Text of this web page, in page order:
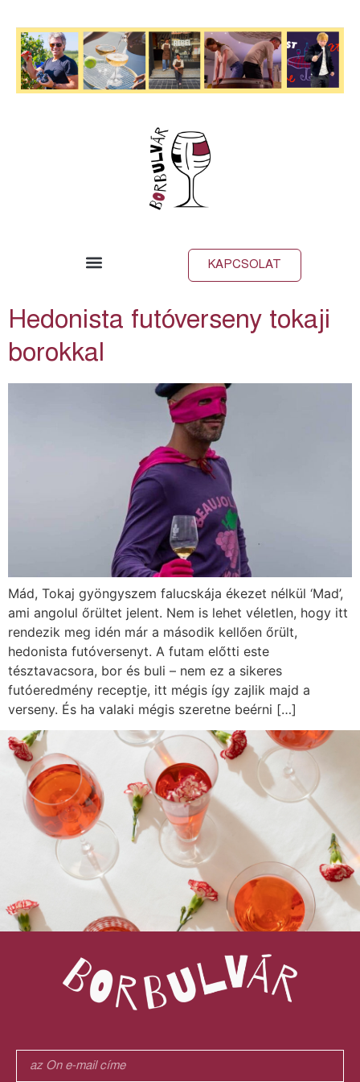
KAPCSOLAT
Hedonista futóverseny tokaji
borokkal
Mád, Tokaj gyöngyszem falucskája ékezet nélkül ‘Mad’,
ami angolul őrültet jelent. Nem is lehet véletlen, hogy itt
rendezik meg idén már a második kellően őrült,
hedonista futóversenyt. A futam előtti este
tésztavacsora, bor és buli – nem ez a sikeres
futóeredmény receptje, itt mégis így zajlik majd a
verseny. És ha valaki mégis szeretne beérni […]